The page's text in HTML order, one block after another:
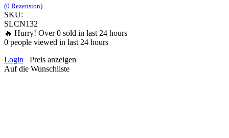
(0 Rezension)
SKU:
SLCN132
🔥 Hurry! Over0 sold in last 24 hours
0 people viewed in last 24 hours
Login
Preis anzeigen
Auf die Wunschliste